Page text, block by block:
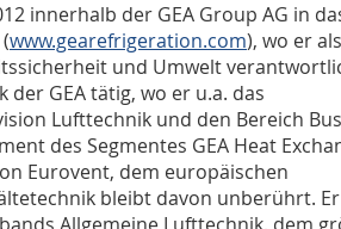
innerhalb der GEA Group AG in
www.gearefrigeration.com), wo er als
und Umwelt
GEA tätig, wo er u.a. das
Lufttechnik und den Bereich
des Segmentes GEA Heat
Eurovent, dem europäischen
bleibt davon unberührt. Er